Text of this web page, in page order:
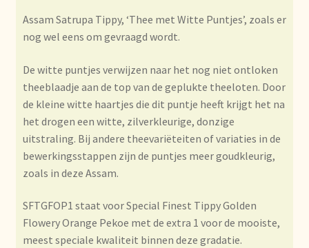
Commande et délai de livraison
Condiciones generales
Conditions générales
Contact
Contact
Assam Satrupa Tippy, ‘Thee met Witte Puntjes’, zoals er
nog wel eens om gevraagd wordt.
De witte puntjes verwijzen naar het nog niet ontloken
theeblaadje aan de top van de geplukte theeloten. Door
de kleine witte haartjes die dit puntje heeft krijgt het na
het drogen een witte, zilverkleurige, donzige
uitstraling. Bij andere theevariëteiten of variaties in de
bewerkingsstappen zijn de puntjes meer goudkleurig,
zoals in deze Assam.
SFTGFOP1 staat voor Special Finest Tippy Golden
Flowery Orange Pekoe met de extra 1 voor de mooiste,
meest speciale kwaliteit binnen deze gradatie.